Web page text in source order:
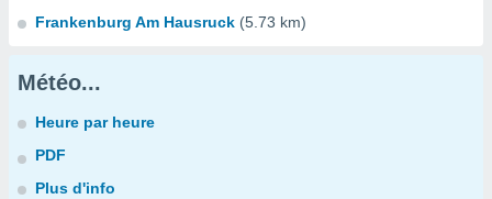
Frankenburg Am Hausruck (5.73 km)
Météo...
Heure par heure
PDF
Plus d'info